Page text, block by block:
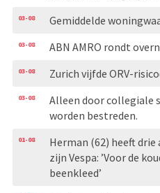
03-08 Gemiddelde
03-08 ABN AMRO rondt
03-08 Zurich vijfde ORV-
03-08
Alleen door collegiale
worden bestreden.
01-08
Herman (62) heeft
zijn Vespa: ’Voor de
beenkleed’